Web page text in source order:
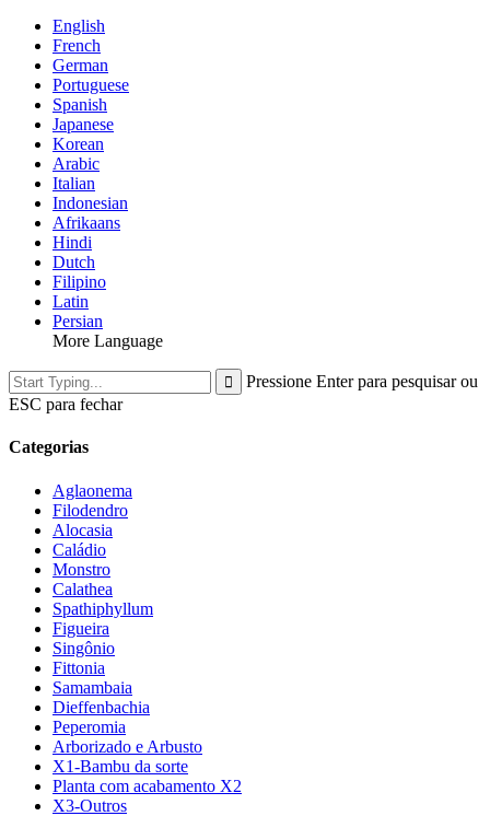
English
French
German
Portuguese
Spanish
Japanese
Korean
Arabic
Italian
Indonesian
Afrikaans
Hindi
Dutch
Filipino
Latin
Persian
More Language
Pressione Enter para pesquisar ou
ESC para fechar
Categorias
Aglaonema
Filodendro
Alocasia
Caládio
Monstro
Calathea
Spathiphyllum
Figueira
Singônio
Fittonia
Samambaia
Dieffenbachia
Peperomia
Arborizado e Arbusto
X1-Bambu da sorte
Planta com acabamento X2
X3-Outros